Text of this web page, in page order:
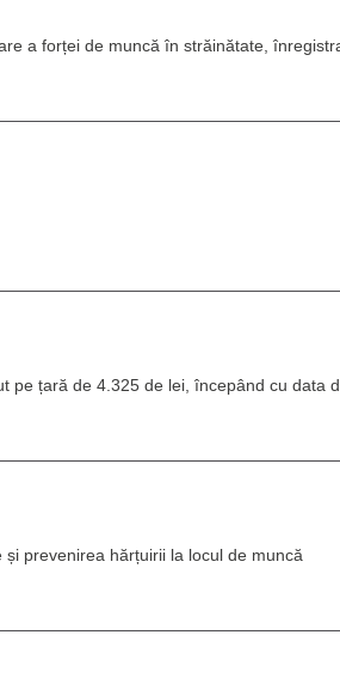
a forței de muncă în străinătate,
pe țară de 4.325 de lei, începând cu data
prevenirea hărțuirii la locul de muncă